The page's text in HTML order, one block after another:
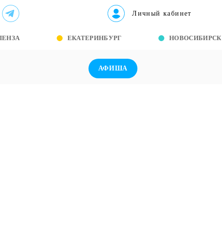
Личный кабинет
ЕКАТЕРИНБУРГ НОВОСИБИРСК
АФИША